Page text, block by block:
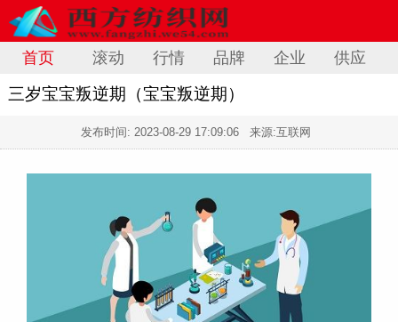
首页 滚动 行情 品牌 企业 供应
三岁宝宝叛逆期（宝宝叛逆期）
发布时间: 2023-08-29 17:09:06 来源:互联网